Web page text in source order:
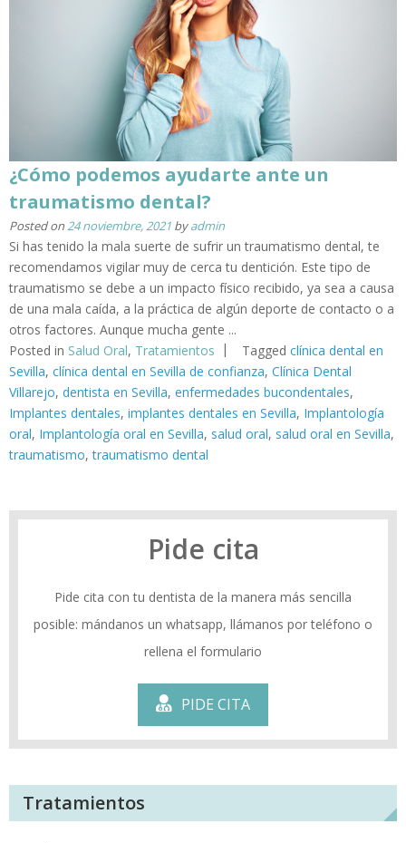
¿Cómo podemos ayudarte ante un
traumatismo dental?
Posted on24 noviembre, 2021 byadmin
Si has tenido la mala suerte de sufrir un traumatismo dental, te
recomendamos vigilar muy de cerca tu dentición. Este tipo de
traumatismo se debe a un impacto físico recibido, ya sea a causa
de una mala caída, a la práctica de algún deporte de contacto o a
otros factores. Aunque mucha gente ...
Posted in Salud Oral, Tratamientos Tagged clínica dental en
Sevilla, clínica dental en Sevilla de confianza, Clínica Dental
Villarejo, dentista en Sevilla, enfermedades bucondentales,
Implantes dentales, implantes dentales en Sevilla, Implantología
oral, Implantología oral en Sevilla, salud oral, salud oral en Sevilla,
traumatismo,traumatismo dental
Pide cita
Pide cita con tu dentista de la manera más sencilla
posible: mándanos un whatsapp, llámanos por teléfono o
rellena el formulario
PIDE CITA
Tratamientos